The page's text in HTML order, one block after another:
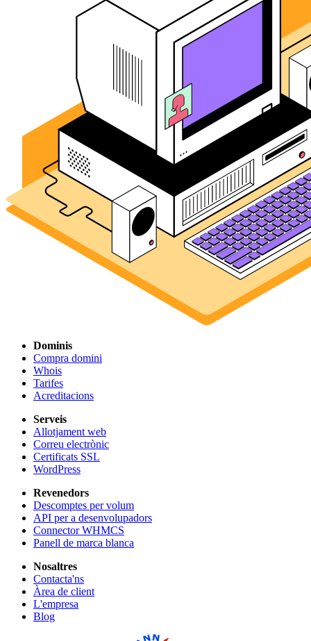
Dominis
Compra domini
Whois
Tarifes
Acreditacions
Serveis
Allotjament web
Correu electrònic
Certificats SSL
WordPress
Revenedors
Descomptes per volum
API per a desenvolupadors
Connector WHMCS
Panell de marca blanca
Nosaltres
Contacta'ns
Àrea de client
L'empresa
Blog